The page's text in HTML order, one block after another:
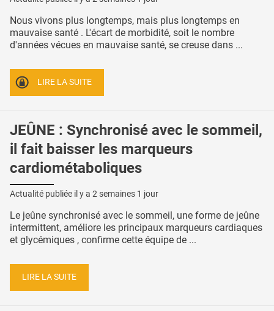
Nous vivons plus longtemps, mais plus longtemps en
mauvaise santé . L'écart de morbidité, soit le nombre
d'années vécues en mauvaise santé, se creuse dans ...
LIRE LA SUITE
JEÛNE : Synchronisé avec le sommeil,
il fait baisser les marqueurs
cardiométaboliques
Actualité publiée il y a 2 semaines 1 jour
Le jeûne synchronisé avec le sommeil, une forme de jeûne
intermittent, améliore les principaux marqueurs cardiaques
et glycémiques , confirme cette équipe de ...
LIRE LA SUITE